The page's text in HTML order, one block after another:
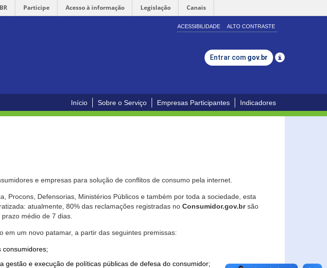
Participe Acesso à informação Legislação Canais
ACESSIBILIDADE ALTO CONTRASTE
Entrar com gov.br
Início Sobre o Serviço Empresas Participantes Indicadores
e empresas para solução de conflitos de consumo pela internet.
Procons, Defensorias, Ministérios Públicos e também por toda a sociedade, esta
atualmente, 80% das reclamações registradas no Consumidor.gov.brsão
médio de 7 dias.
um novo patamar, a partir das seguintes premissas:
consumidores;
e execução de políticas públicas de defesa do consumidor;